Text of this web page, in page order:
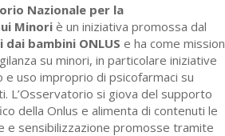
Nazionale per la
Minori è un iniziativa promossa dal
dai bambini ONLUS e ha come mission
su minori, in particolare iniziative
e uso improprio di psicofarmaci su
L’Osservatorio si giova del supporto
della Onlus e alimenta di contenuti le
e sensibilizzazione promosse tramite